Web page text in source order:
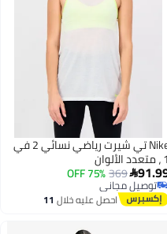
Nike تي شيرت رياضي نسائي 2 في
75% OFF
احصل عليه خلال11
اغسطس